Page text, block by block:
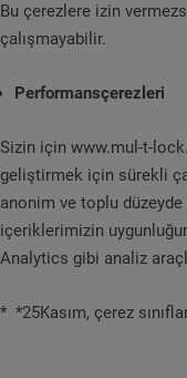
Bu çerezlere izin
çalışmayabilir.
Performansçerezleri
Sizin için www.mul-t-
geliştirmek için sürekli
anonim ve toplu
içeriklerimizin
Analytics gibi analiz
* *25Kasım, çerez